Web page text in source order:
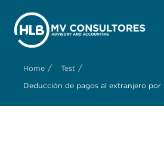
Home / Test /
Deducción de pagos al extranjero